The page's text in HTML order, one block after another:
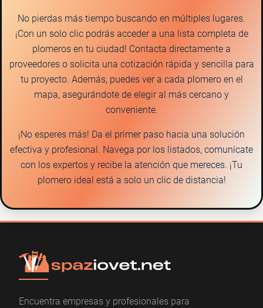
No pierdas más tiempo buscando en múltiples lugares.
¡Con un solo clic podrás acceder a una lista completa de
plomeros en tu ciudad! Contacta directamente a
proveedores o solicita una cotización rápida y sencilla para
tu proyecto. Además, puedes ver a cada plomero en el
mapa, asegurándote de elegir al más cercano y
conveniente.
¡No esperes más! Da el primer paso hacia una solución
efectiva y profesional. Navega por los listados, comunícate
con los expertos y recibe la atención que mereces. ¡Tu
plomero ideal está a solo un clic de distancia!
Encuentra empresas y profesionales para